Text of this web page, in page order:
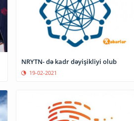
NRYTN- də kadr dəyişikliyi olub
19-02-2021